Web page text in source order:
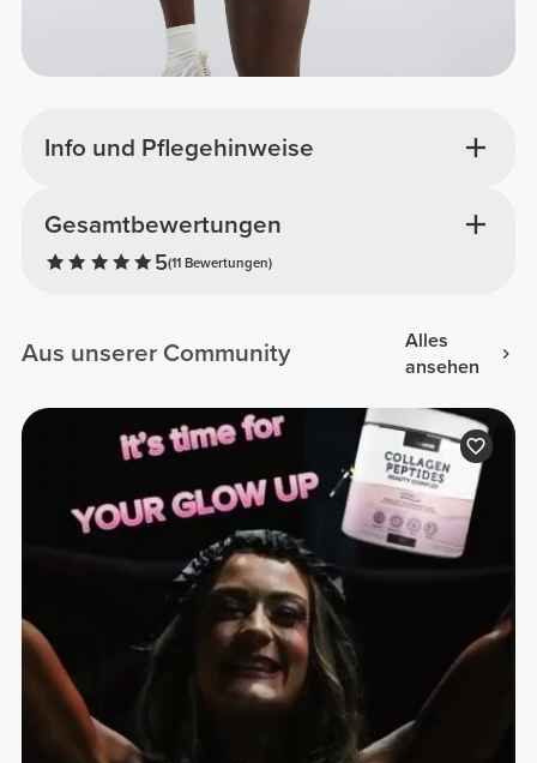
Info und Pflegehinweise
Gesamtbewertungen
5(11 Bewertungen)
Aus unserer Community
Alles
ansehen